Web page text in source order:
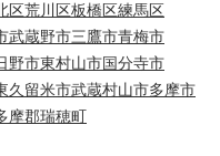
区荒川区板橋区練馬区
武蔵野市三鷹市青梅市
野市東村山市国分寺市
久留米市武蔵村山市多摩市
摩郡瑞穂町